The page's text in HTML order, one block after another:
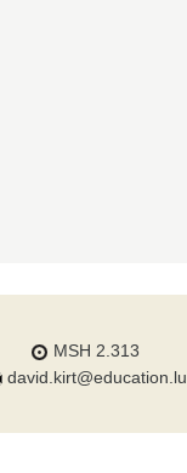
MSH 2.313
david.kirt@education.lu